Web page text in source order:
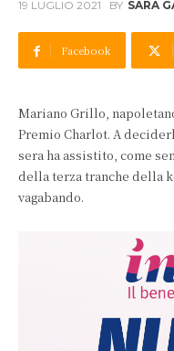
19 LUGLIO 2021 BY SARA
Facebook
Mariano Grillo,
Premio Charlot. A
sera ha assistito, come
della terza tranche della
vagabando.